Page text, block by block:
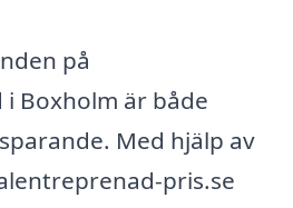
på
Boxholm är både
Med hjälp av
pris.se